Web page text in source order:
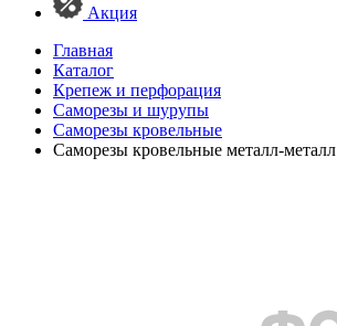
Акция
Главная
Каталог
Крепеж и перфорация
Саморезы и шурупы
Саморезы кровельные
Саморезы кровельные металл-металл